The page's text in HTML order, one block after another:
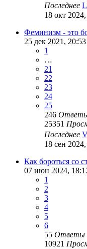
Последнее
18 окт
Феминизм - это
25 дек 2021, 20:53
1
…
21
22
23
24
25
246
25351
Последнее
18 сен
Как бороться со
07 июн 2024,
1
2
3
4
5
6
55 Ответы
10921